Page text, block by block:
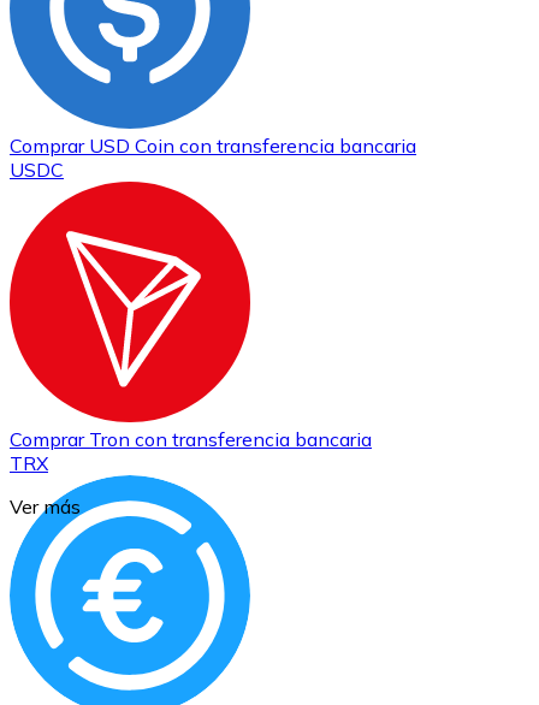
Comprar USD Coin con transferencia bancaria
USDC
Comprar Tron con transferencia bancaria
TRX
Ver más